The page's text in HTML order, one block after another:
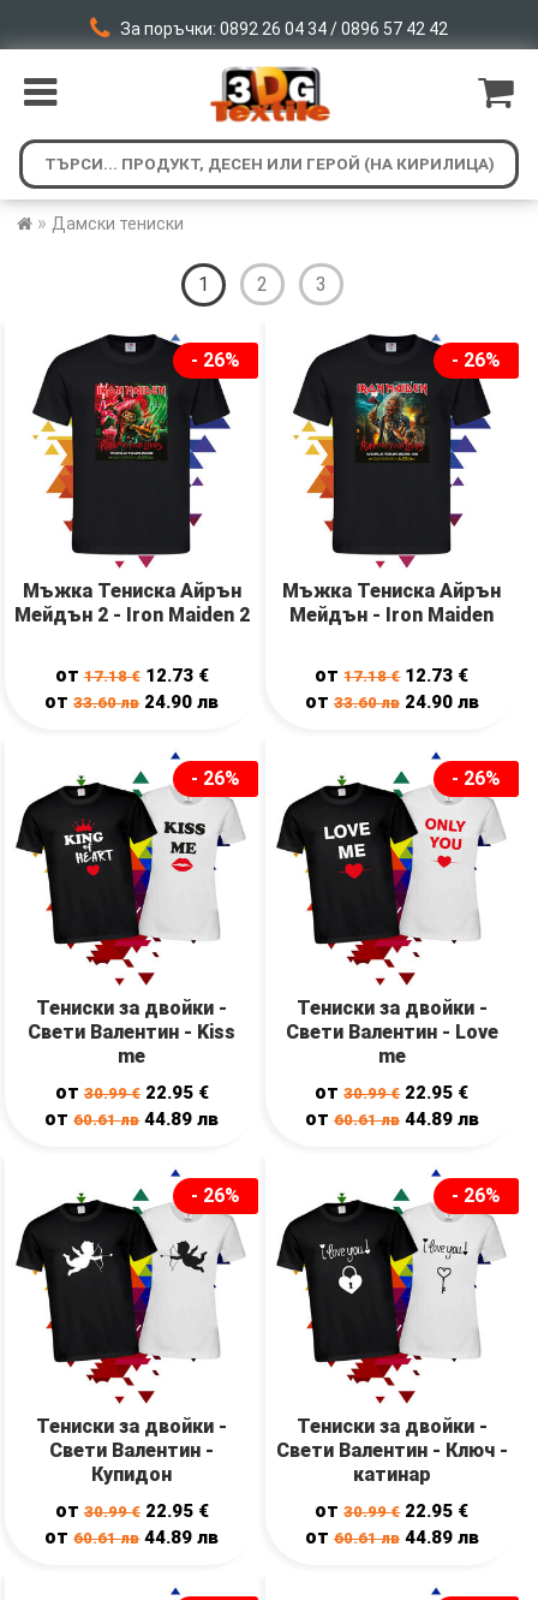
За поръчки: 0892 26 04 34 / 0896 57 42 42
» Дамски тениски
1 2 3
- 26%
Мъжка Тениска Айрън
Мейдън 2 - Iron Maiden 2
от17.18€ 12.73 €
от33.60лв 24.90лв
- 26%
Мъжка Тениска Айрън
Мейдън - Iron Maiden
от17.18€ 12.73 €
от 33.60лв 24.90 лв
- 26%
Тениски за двойки -
Свети Валентин - Kiss
me
от30.99€ 22.95 €
от60.61лв 44.89лв
- 26%
Тениски за двойки -
Свети Валентин - Love
me
от30.99€ 22.95 €
от 60.61лв 44.89 лв
- 26%
Тениски за двойки -
Свети Валентин -
Купидон
от30.99€ 22.95 €
от60.61лв 44.89лв
- 26%
Тениски за двойки -
Свети Валентин - Ключ -
катинар
от30.99€ 22.95 €
от 60.61лв 44.89 лв